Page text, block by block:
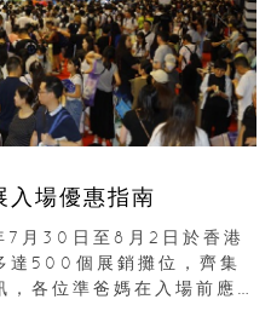
場優惠指南
7月30日至8月2日於香港
達500個展銷攤位，齊集
，各位準爸媽在入場前應